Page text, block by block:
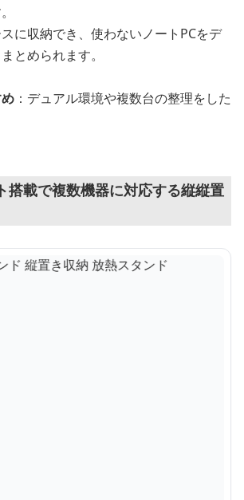
に収納でき、使わないノートPCをデ
とめられます。
：デュアル環境や複数台の整理をした
搭載で複数機器に対応する縦縦置